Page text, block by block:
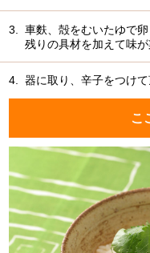
3.
車麩、殻をむいたゆで
残りの具材を加えて味
4. 器に取り、辛子をつけて
こ